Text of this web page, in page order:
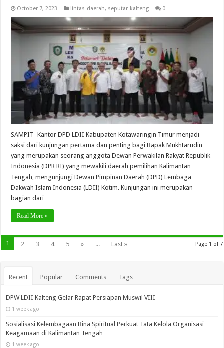
October 7, 2023 lintas-daerah, seputar-kalteng 0
SAMPIT- Kantor DPD LDII Kabupaten Kotawaringin Timur menjadi
saksi dari kunjungan pertama dan penting bagi Bapak Mukhtarudin
yang merupakan seorang anggota Dewan Perwakilan Rakyat Republik
Indonesia (DPR RI) yang mewakili daerah pemilihan Kalimantan
Tengah, mengunjungi Dewan Pimpinan Daerah (DPD) Lembaga
Dakwah Islam Indonesia (LDII) Kotim. Kunjungan ini merupakan
bagian dari …
Read More »
Page 1 of 7
1 2 3 4 5 » ... Last »
Recent Popular Comments Tags
DPW LDII Kalteng Gelar Rapat Persiapan Muswil VIII
1 week ago
Sosialisasi Kelembagaan Bina Spiritual Perkuat Tata Kelola Organisasi
Keagamaan di Kalimantan Tengah
1 week ago